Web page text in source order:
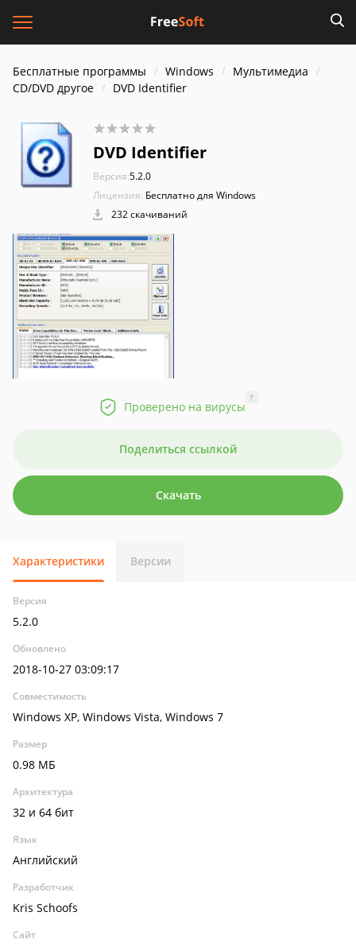
Бесплатные программы Windows
Мультимедиа
CD/DVD другое
DVD Identifier
DVD Identifier
Версия:5.2.0
Лицензия: Бесплатно для Windows
232 скачиваний
Проверено на вирусы
?
Поделиться ссылкой
Скачать
Характеристики Версии
Версия
5.2.0
Обновлено
2018-10-27 03:09:17
Совместимость
Windows XP, Windows Vista, Windows 7
Размер
0.98 МБ
Архитектура
32 и 64 бит
Язык
Английский
Разработчик
Kris Schoofs
Сайт